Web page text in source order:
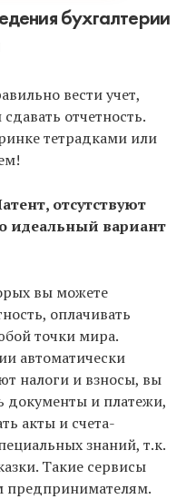
бухгалтерии
вести учет,
отчетность.
тетрадками или
отсутствуют
идеальный вариант
вы можете
оплачивать
точки мира.
автоматически
налоги и взносы, вы
документы и платежи,
акты и счета-
знаний, т.к.
Такие сервисы
предпринимателям.